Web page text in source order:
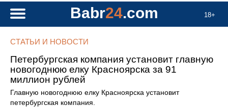
18+
Babr24.com
СТАТЬИ И НОВОСТИ
Петербургская компания установит главную
новогоднюю елку Красноярска за 91
миллион рублей
Главную новогоднюю елку Красноярска установит
петербургская компания.